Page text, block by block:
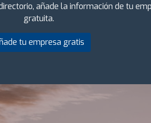
añade la información de tu
gratuita.
tu empresa gratis